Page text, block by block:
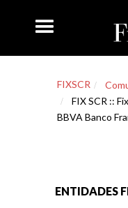
FIXSCR
FIX SCR ::
BBVA Banco
ENTIDADES